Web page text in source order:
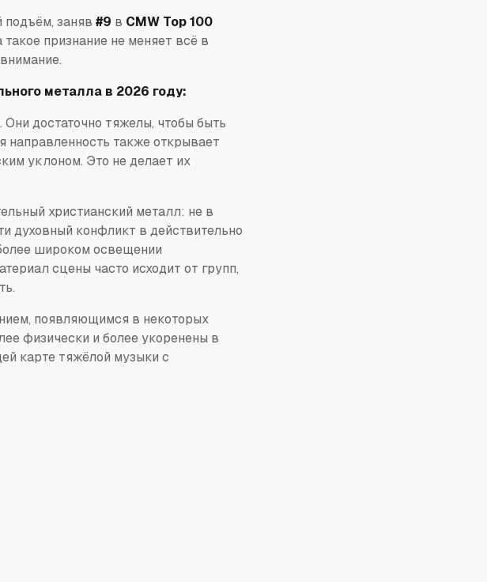
подъём, заняв #9 в CMW Top 100
признание не меняет всё в
металла в 2026 году:
достаточно тяжелы, чтобы быть
направленность также открывает
уклоном. Это не делает их
христианский металл: не в
духовный конфликт в действительно
широком освещении
сцены часто исходит от групп,
появляющимся в некоторых
физически и более укоренены в
карте тяжёлой музыки с